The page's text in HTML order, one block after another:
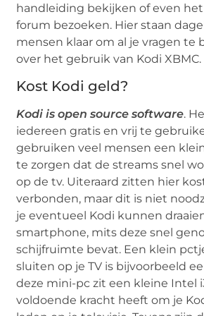
handleiding bekijken of even
forum bezoeken. Hier staan
mensen klaar om al je vragen te
over het gebruik van Kodi XBMC.
Kost Kodi geld?
Kodi is open source software.
iedereen gratis en vrij te
gebruiken veel mensen een
te zorgen dat de streams snel
op de tv. Uiteraard zitten hier
verbonden, maar dit is niet
je eventueel Kodi kunnen
smartphone, mits deze snel
schijfruimte bevat. Een klein
sluiten op je TV is bijvoorbeeld
deze mini-pc zit een kleine Intel
voldoende kracht heeft om je